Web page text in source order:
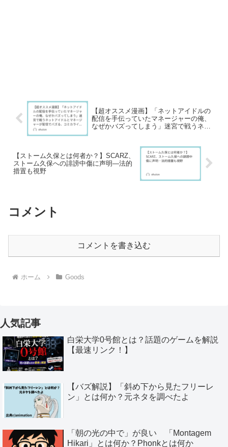
【超オススメ漫画】「ネットアイドルの
配信を手伝っていたマネージャーの俺、
なぜかバズってしまう」迷宮で戦うネッ
【ストーム久保とは何者か？】SCARZ、
ストーム久保への誹謗中傷に声明―法的
措置も視野
コメント
コメントを書き込む
ホーム Goods
人気記事
白栄大学0号館とは？話題のゲームを解説
【最速リンク！】
【バズ解説】「斜め下から見たフリーレ
ン」とは何か？元ネタを調べたよ
「朝の光の中で」が良い 「Montagem
Hikari」とは何か？Phonkとは何か